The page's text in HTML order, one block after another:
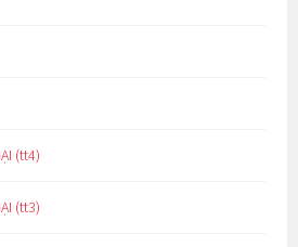
(tt4)
(tt3)